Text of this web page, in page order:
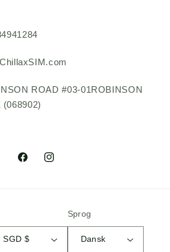
ROAD #03-01ROBINSON
(068902)
FacebookInstagram
Singapore | SGD $
Sprog
Dansk